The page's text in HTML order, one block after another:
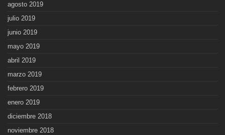
agosto 2019
julio 2019
junio 2019
mayo 2019
abril 2019
marzo 2019
febrero 2019
enero 2019
diciembre 2018
noviembre 2018